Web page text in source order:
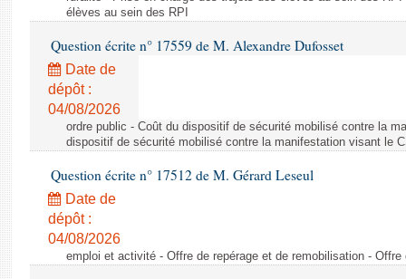
élèves au sein des RPI
Question écrite n° 17559 de M. Alexandre Dufosset
Date de
dépôt :
04/08/2026
ordre public - Coût du dispositif de sécurité mobilisé contre la
dispositif de sécurité mobilisé contre la manifestation visant le
Question écrite n° 17512 de M. Gérard Leseul
Date de
dépôt :
04/08/2026
emploi et activité - Offre de repérage et de remobilisation -